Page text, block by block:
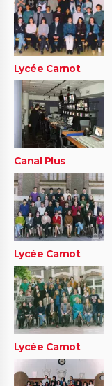
Lycée Carnot
Canal Plus
Lycée Carnot
Lycée Carnot